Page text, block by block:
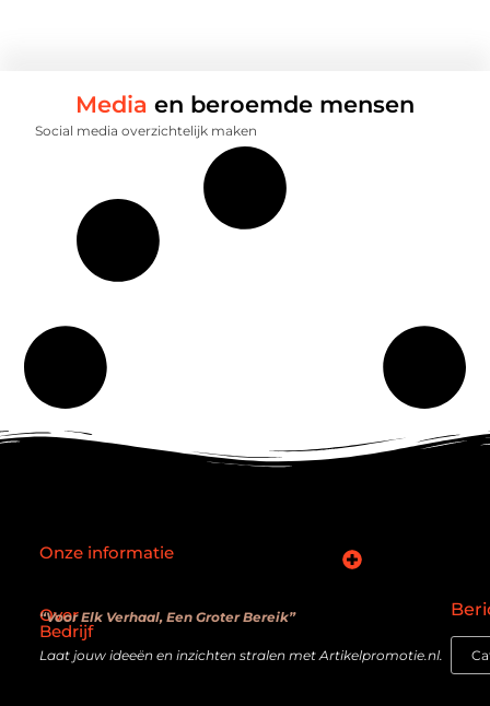
Media en beroemde mensen
Social media overzichtelijk maken
Over
Bedrijf
“Voor Elk Verhaal, Een Groter Bereik”
Laat jouw ideeën en inzichten stralen met Artikelpromotie.nl.
Onze informatie